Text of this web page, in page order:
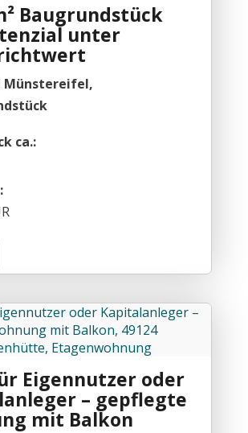
Baugrundstück
unter
Münstereifel,
ca.:
Eigennutzer oder
– gepflegte
mit Balkon